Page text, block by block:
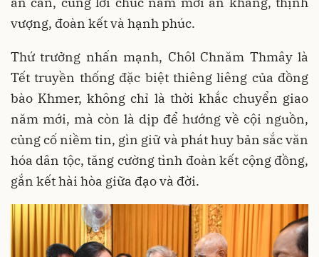
vượng, đoàn kết và hạnh phúc.
Thứ trưởng nhấn mạnh, Chôl Chnăm Thmây là
Tết truyền thống đặc biệt thiêng liêng của đồng
bào Khmer, không chỉ là thời khắc chuyển giao
năm mới, mà còn là dịp để hướng về cội nguồn,
củng cố niềm tin, gìn giữ và phát huy bản sắc văn
hóa dân tộc, tăng cường tình đoàn kết cộng đồng,
gắn kết hài hòa giữa đạo và đời.